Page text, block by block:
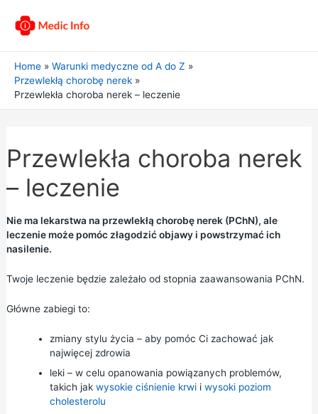
Home
Warunki medyczne od A do Z
Przewlekłą chorobę nerek
Przewlekła choroba nerek – leczenie
Przewlekła choroba nerek
– leczenie
Nie ma lekarstwa na przewlekłą chorobę nerek (PChN), ale
leczenie może pomóc złagodzić objawy i powstrzymać ich
nasilenie.
Twoje leczenie będzie zależało od stopnia zaawansowania PChN.
Główne zabiegi to:
zmiany stylu życia – aby pomóc Ci zachować jak
najwięcej zdrowia
leki – w celu opanowania powiązanych problemów,
takich jak wysokie ciśnienie krwii wysoki poziom
cholesterolu